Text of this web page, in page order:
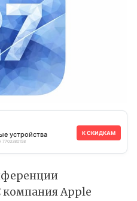
устройства К СКИДКАМ
компания Apple